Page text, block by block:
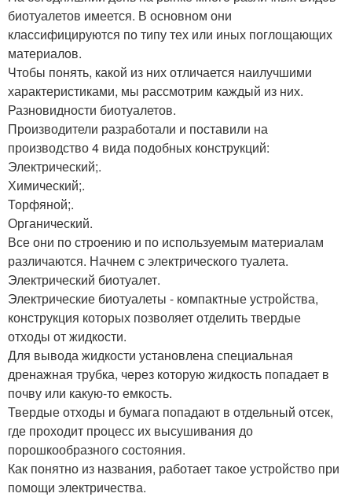
биотуалетов имеется. В основном они
классифицируются по типу тех или иных поглощающих
материалов.
Чтобы понять, какой из них отличается наилучшими
характеристиками, мы рассмотрим каждый из них.
Разновидности биотуалетов.
Производители разработали и поставили на
производство 4 вида подобных конструкций:
Электрический;.
Химический;.
Торфяной;.
Органический.
Все они по строению и по используемым материалам
различаются. Начнем с электрического туалета.
Электрический биотуалет.
Электрические биотуалеты - компактные устройства,
конструкция которых позволяет отделить твердые
отходы от жидкости.
Для вывода жидкости установлена специальная
дренажная трубка, через которую жидкость попадает в
почву или какую-то емкость.
Твердые отходы и бумага попадают в отдельный отсек,
где проходит процесс их высушивания до
порошкообразного состояния.
Как понятно из названия, работает такое устройство при
помощи электричества.